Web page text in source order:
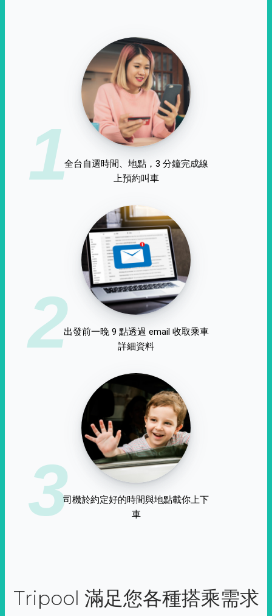
1全台自選時間、地點，3 分鐘完成線
上預約叫車
2出發前一晚 9 點透過 email 收取乘車
詳細資料
3司機於約定好的時間與地點載你上下
車
Tripool 滿足您各種搭乘需求